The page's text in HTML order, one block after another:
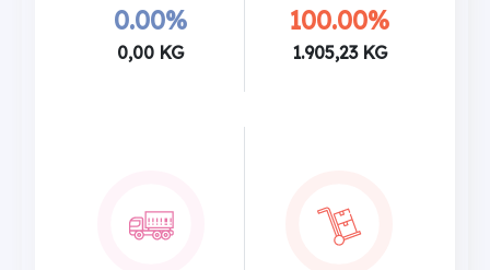
0.00%
0,00 KG
100.00%
1.905,23 KG